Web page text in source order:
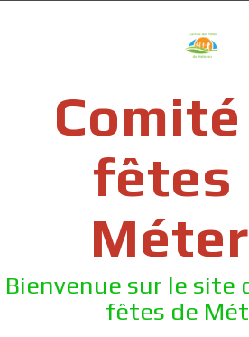
fêtes
Bienvenue sur le site
fêtes de